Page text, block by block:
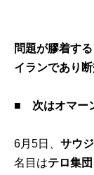
問題が膠着す
イランであり
■ 次はオマー
6月5日、サウ
名目はテロ集